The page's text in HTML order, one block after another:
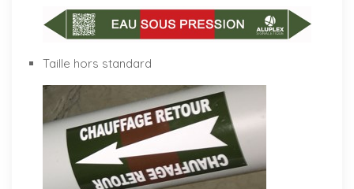
Taille hors standard